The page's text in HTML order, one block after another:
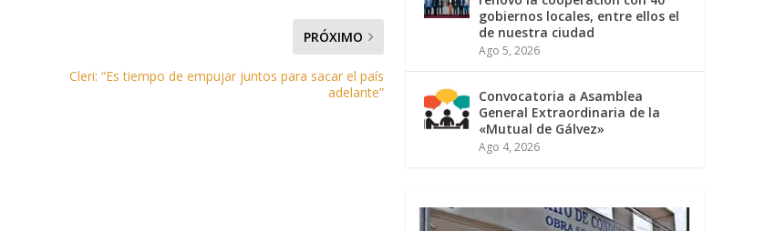
PRÓXIMO
Cleri: “Es tiempo de empujar juntos para sacar el país
adelante”
gobiernos locales, entre ellos el
de nuestra ciudad
Ago 5, 2026
Convocatoria a Asamblea
General Extraordinaria de la
«Mutual de Gálvez»
Ago 4, 2026